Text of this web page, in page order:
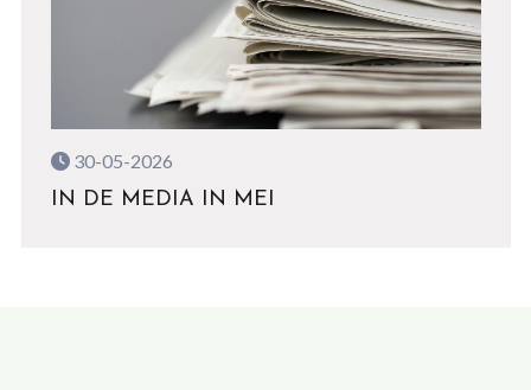
30-05-2026
IN DE MEDIA IN MEI